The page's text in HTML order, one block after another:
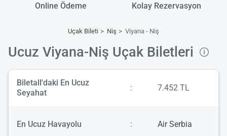
Online Ödeme Kolay Rezervasyon
Uçak Bileti Niş Viyana - Niş
Ucuz Viyana-Niş Uçak Biletleri
Biletall'daki En Ucuz
Seyahat
: 7.452 TL
En Ucuz Havayolu : Air Serbia